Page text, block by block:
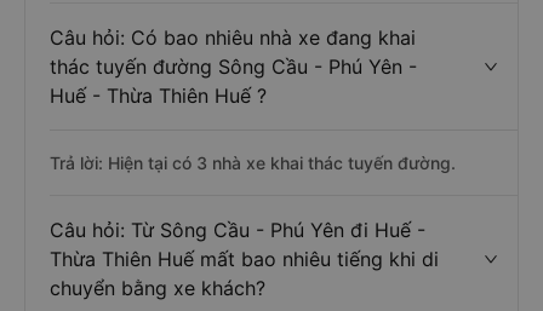
Câu hỏi: Có bao nhiêu nhà xe đang khai
thác tuyến đường Sông Cầu - Phú Yên -
Huế - Thừa Thiên Huế ?
Trả lời: Hiện tại có 3 nhà xe khai thác tuyến đường.
Câu hỏi: Từ Sông Cầu - Phú Yên đi Huế -
Thừa Thiên Huế mất bao nhiêu tiếng khi di
chuyển bằng xe khách?